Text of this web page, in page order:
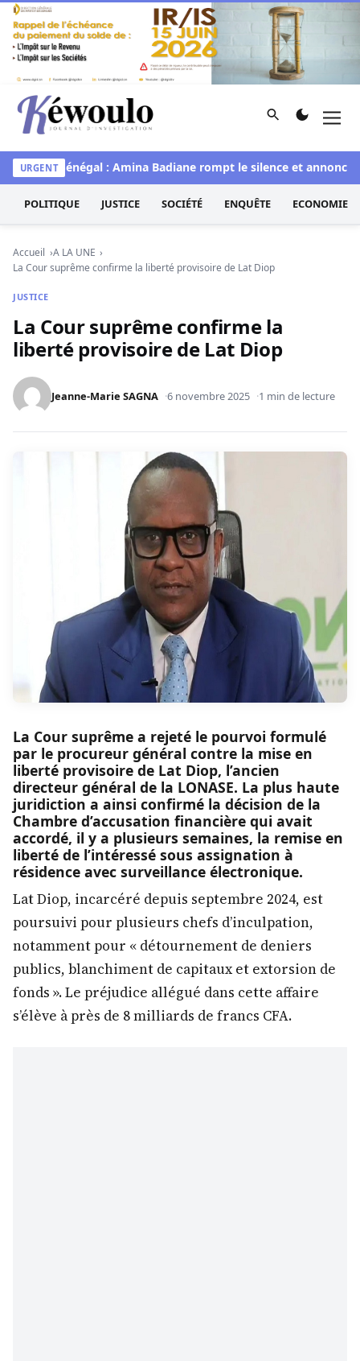
Aller au contenu
Kéwoulo, le premier site d'information et d'investigation
Rechercher
URGENT
Miss Sénégal : Amina Badiane rompt le silence et annonce
POLITIQUE JUSTICE SOCIÉTÉ ENQUÊTE ECONOMIE
Accueil
A LA UNE
La Cour suprême confirme la liberté provisoire de Lat Diop
JUSTICE
La Cour suprême confirme la
liberté provisoire de Lat Diop
Jeanne-Marie SAGNA 6 novembre 2025 1 min de lecture
La Cour suprême a rejeté le pourvoi formulé
par le procureur général contre la mise en
liberté provisoire de Lat Diop, l’ancien
directeur général de la LONASE. La plus haute
juridiction a ainsi confirmé la décision de la
Chambre d’accusation financière qui avait
accordé, il y a plusieurs semaines, la remise en
liberté de l’intéressé sous assignation à
résidence avec surveillance électronique.
Lat Diop, incarcéré depuis septembre 2024, est
poursuivi pour plusieurs chefs d’inculpation,
notamment pour « détournement de deniers
publics, blanchiment de capitaux et extorsion de
fonds ». Le préjudice allégué dans cette affaire
s’élève à près de 8 milliards de francs CFA.